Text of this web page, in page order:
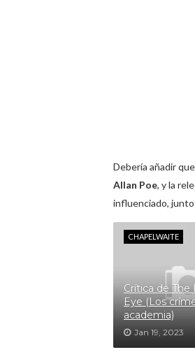
Debería añadir
Allan Poe, y la
influenciado,
CHAPELWAITE
Crítica de The
Eye (Los
academia)
Jan 19, 2023